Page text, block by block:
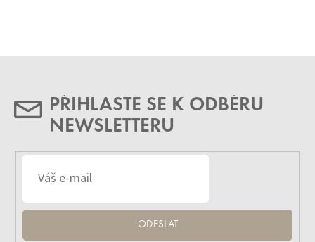
PŘIHLASTE SE K ODBĚRU
NEWSLETTERU
ODESLAT